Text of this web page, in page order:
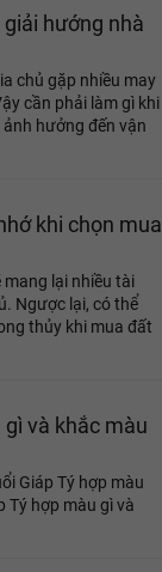
hướng nhà
chủ gặp nhiều may
cần phải làm gì khi
hưởng đến vận
khi chọn mua
lại nhiều tài
Ngược lại, có thể
thủy khi mua đất
và khắc màu
Giáp Tý hợp màu
Tý hợp màu gì và